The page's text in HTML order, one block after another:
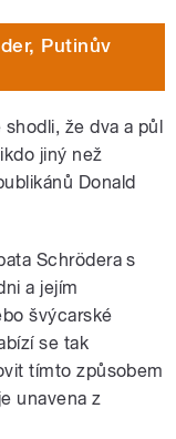
Putinův
že dva a půl
jiný než
Donald
Schrödera s
a jejím
švýcarské
se tak
tímto způsobem
unavena z